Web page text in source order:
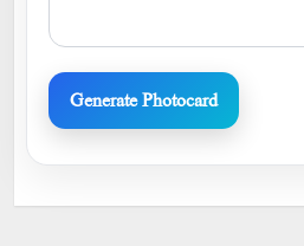
Generate Photocard